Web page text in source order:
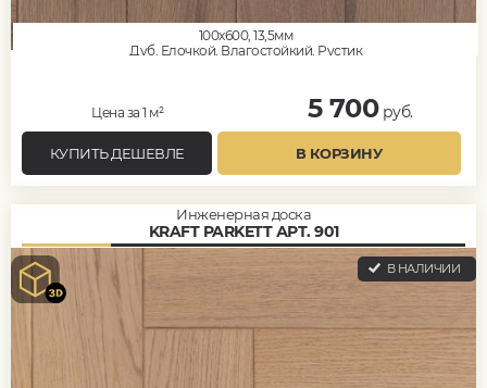
100x600, 13,5мм
Дуб, Елочкой, Влагостойкий, Рустик
Цена за 1 м² 5 700руб.
КУПИТЬ ДЕШЕВЛЕ В КОРЗИНУ
Инженерная доска
KRAFT PARKETT АРТ. 901
В НАЛИЧИИ